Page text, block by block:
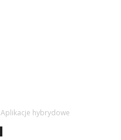
Aplikacje hybrydowe